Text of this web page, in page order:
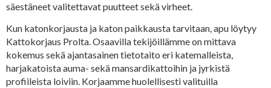
säestäneet valitettavat puutteet sekä virheet.
Kun katonkorjausta ja katon paikkausta tarvitaan, apu löytyy
Kattokorjaus Prolta. Osaavilla tekijöillämme on mittava
kokemus sekä ajantasainen tietotaito eri katemalleista,
harjakatoista auma- sekä mansardikattoihin ja jyrkistä
profiileista loiviin. Korjaamme huolellisesti valituilla